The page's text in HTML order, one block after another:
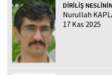
DİRİLİŞ
Nurullah
17 Kas 2025